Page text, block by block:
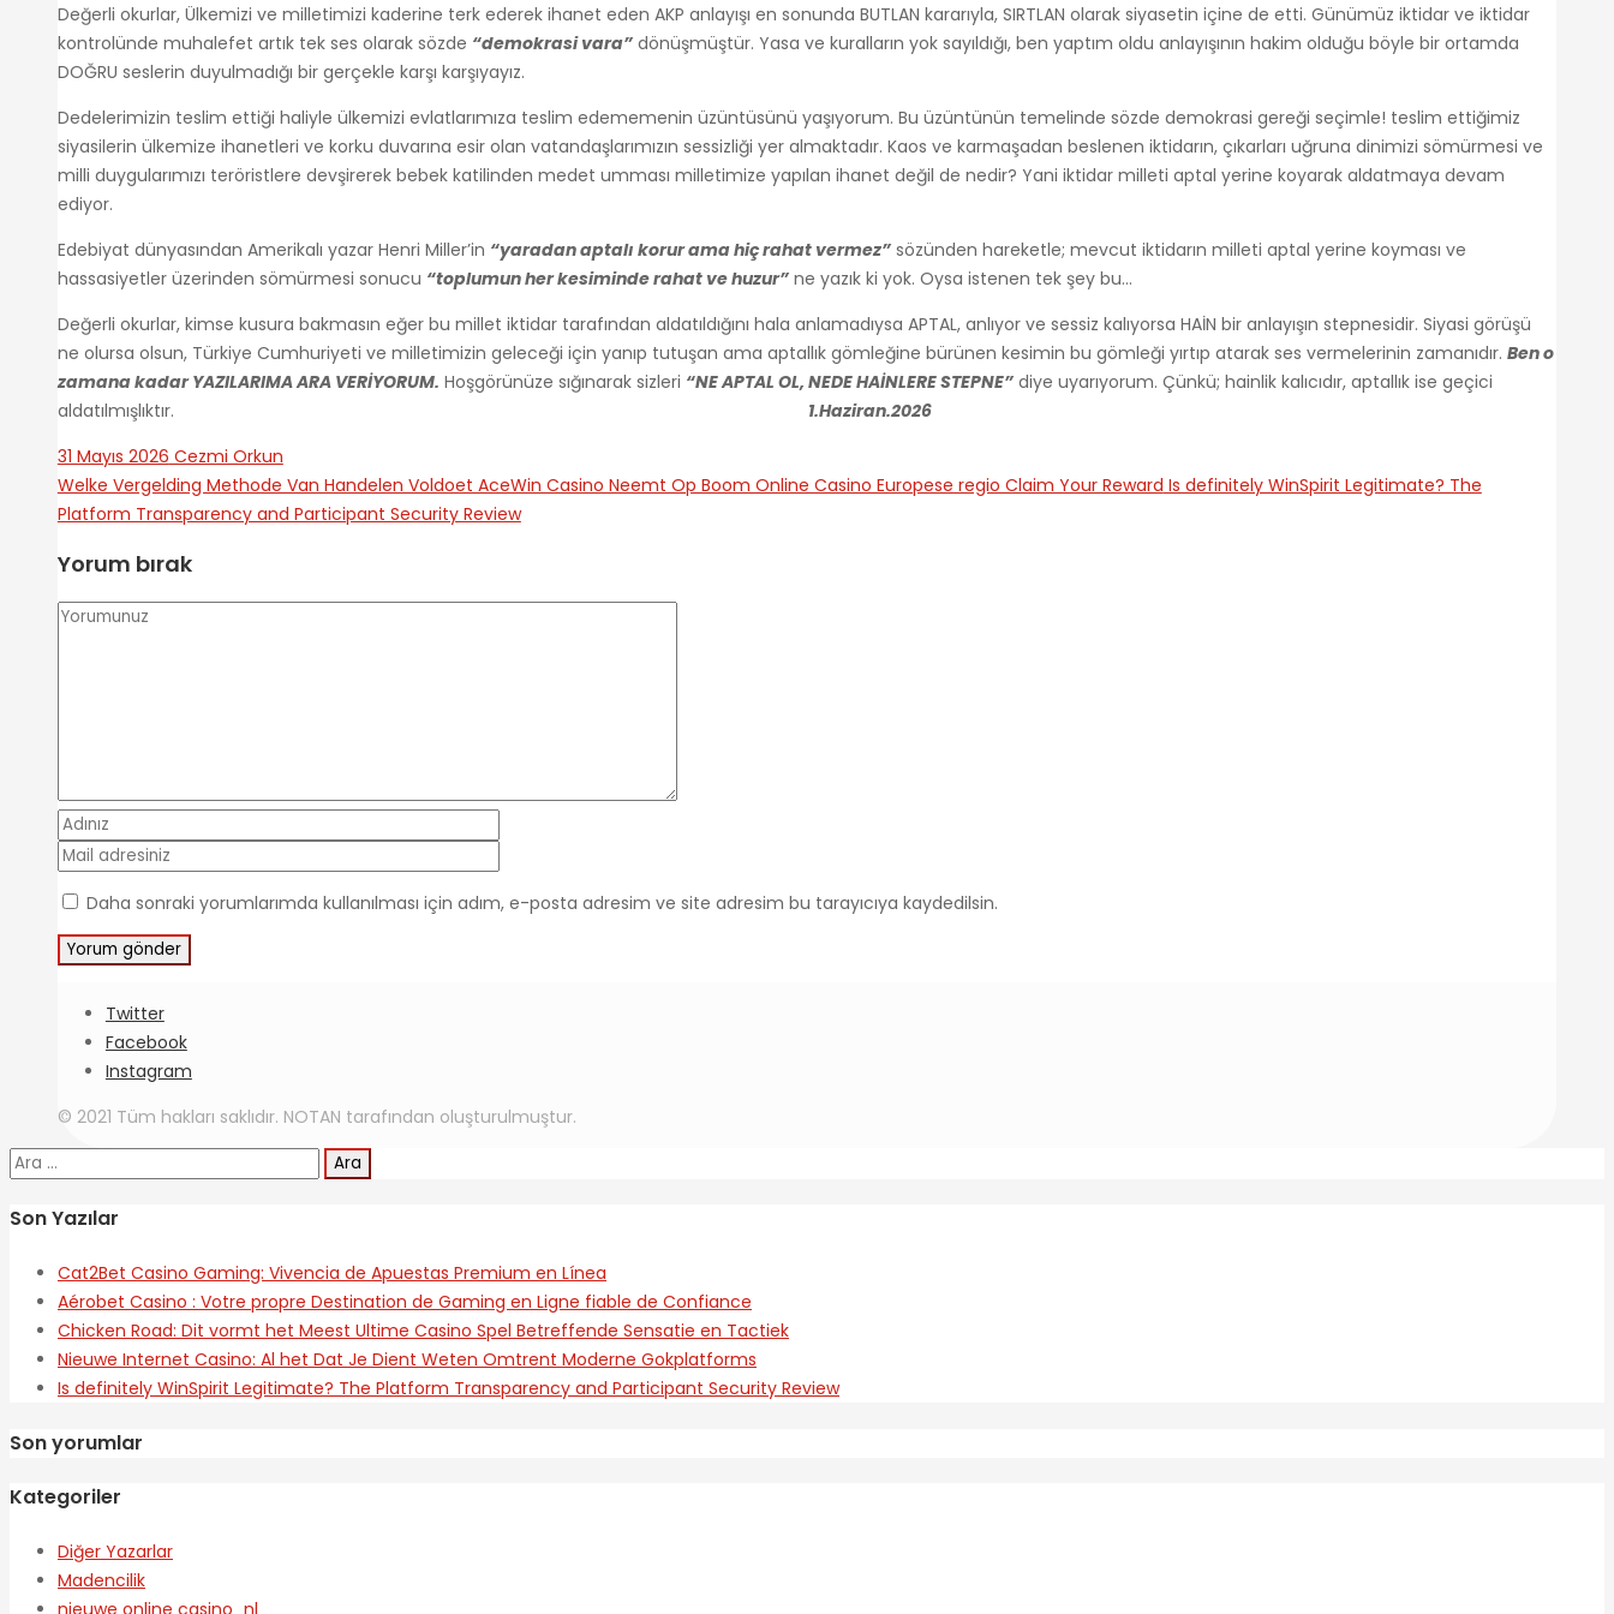
Değerli okurlar, Ülkemizi ve milletimizi kaderine terk ederek ihanet eden AKP anlayışı en sonunda BUTLAN kararıyla, SIRTLAN olarak siyasetin içine de etti. Günümüz iktidar ve iktidar
kontrolünde muhalefet artık tek ses olarak sözde “demokrasi vara”dönüşmüştür. Yasa ve kuralların yok sayıldığı, ben yaptım oldu anlayışının hakim olduğu böyle bir ortamda
DOĞRU seslerin duyulmadığı bir gerçekle karşı karşıyayız.
Dedelerimizin teslim ettiği haliyle ülkemizi evlatlarımıza teslim edememenin üzüntüsünü yaşıyorum. Bu üzüntünün temelinde sözde demokrasi gereği seçimle! teslim ettiğimiz
siyasilerin ülkemize ihanetleri ve korku duvarına esir olan vatandaşlarımızın sessizliği yer almaktadır. Kaos ve karmaşadan beslenen iktidarın, çıkarları uğruna dinimizi sömürmesi ve
milli duygularımızı teröristlere devşirerek bebek katilinden medet umması milletimize yapılan ihanet değil de nedir? Yani iktidar milleti aptal yerine koyarak aldatmaya devam
ediyor.
Edebiyat dünyasından Amerikalı yazar Henri Miller’in “yaradan aptalı korur ama hiç rahat vermez”sözünden hareketle; mevcut iktidarın milleti aptal yerine koyması ve
hassasiyetler üzerinden sömürmesi sonucu “toplumun her kesiminde rahat ve huzur”ne yazık ki yok. Oysa istenen tek şey bu…
Değerli okurlar, kimse kusura bakmasın eğer bu millet iktidar tarafından aldatıldığını hala anlamadıysa APTAL, anlıyor ve sessiz kalıyorsa HAİN bir anlayışın stepnesidir. Siyasi görüşü
ne olursa olsun, Türkiye Cumhuriyeti ve milletimizin geleceği için yanıp tutuşan ama aptallık gömleğine bürünen kesimin bu gömleği yırtıp atarak ses vermelerinin zamanıdır. Ben o
zamana kadarYAZILARIMA ARA VERİYORUM. Hoşgörünüze sığınarak sizleri “NE APTAL OL, NEDE HAİNLERE STEPNE”diye uyarıyorum. Çünkü; hainlik kalıcıdır, aptallık ise geçici
aldatılmışlıktır. 1.Haziran.2026
31 Mayıs 2026 Cezmi Orkun
Welke Vergelding Methode Van Handelen Voldoet AceWin Casino Neemt Op Boom Online Casino Europese regio Claim Your Reward Is definitely WinSpirit Legitimate? The
Platform Transparency and Participant Security Review
Yorum bırak
Daha sonraki yorumlarımda kullanılması için adım, e-posta adresim ve site adresim bu tarayıcıya kaydedilsin.
Twitter
Facebook
Instagram
© 2021 Tüm hakları saklıdır. NOTAN tarafından oluşturulmuştur.
Arama:
Son Yazılar
Cat2Bet Casino Gaming: Vivencia de Apuestas Premium en Línea
Aérobet Casino : Votre propre Destination de Gaming en Ligne fiable de Confiance
Chicken Road: Dit vormt het Meest Ultime Casino Spel Betreffende Sensatie en Tactiek
Nieuwe Internet Casino: Al het Dat Je Dient Weten Omtrent Moderne Gokplatforms
Is definitely WinSpirit Legitimate? The Platform Transparency and Participant Security Review
Son yorumlar
Kategoriler
Diğer Yazarlar
Madencilik